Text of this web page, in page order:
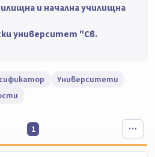
и начална училищна
университет "Св.
Университети
1